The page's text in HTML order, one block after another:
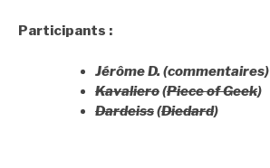
Participants :
Jérôme D. (commentaires)
Kavaliero(Piece of Geek)
Dardeiss(Diedard)